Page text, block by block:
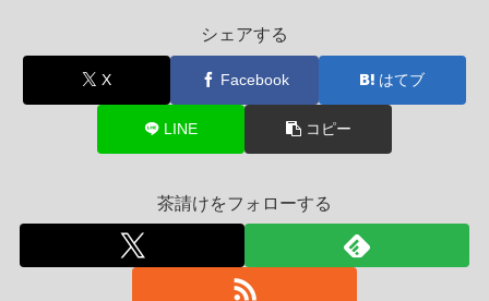
シェアする
X Facebook はてブ
LINE コピー
茶請けをフォローする